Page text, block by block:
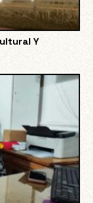
Y